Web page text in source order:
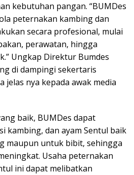
kebutuhan pangan. “BUMDes
peternakan kambing dan
secara profesional, mulai
perawatan, hingga
Ungkap Direktur Bumdes
di dampingi sekertaris
jelas nya kepada awak media
baik, BUMDes dapat
kambing, dan ayam Sentul baik
maupun untuk bibit, sehingga
Usaha peternakan
ini dapat melibatkan